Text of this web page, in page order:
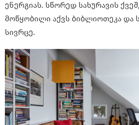
ენერგიას. სწორედ სახურავის
მოწყობილი აქვს ბიბლიოთეკა და
სივრცე.